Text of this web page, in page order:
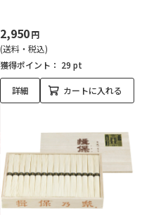
2,950円
(送料・税込)
獲得ポイント： 29 pt
詳細 カートに入れる